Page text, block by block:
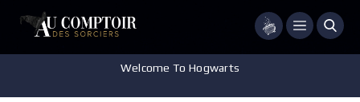
Menu
Welcome To Hogwarts